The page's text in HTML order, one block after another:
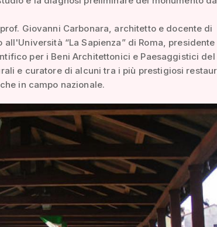
Giovanni Carbonara, architetto e docente di
“La Sapienza” di Roma, presidente
per i Beni Architettonici e Paesaggistici del
e curatore di alcuni tra i più prestigiosi
in campo nazionale.